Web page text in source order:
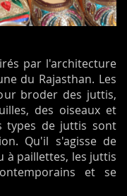
par l'architecture
du Rajasthan. Les
broder des juttis,
des oiseaux et
types de juttis sont
Qu'il s'agisse de
à paillettes, les juttis
et se